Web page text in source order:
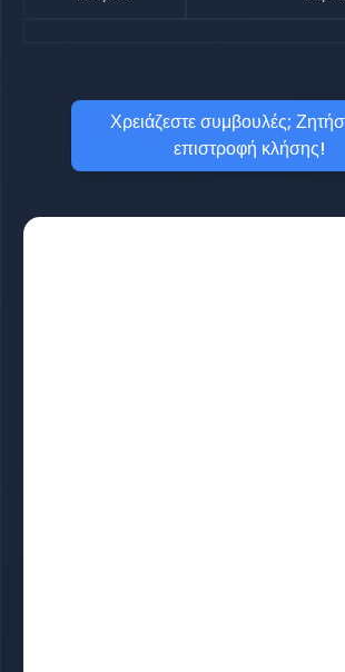
Χρειάζεστε συμβουλές;
επιστροφή κλήσης!